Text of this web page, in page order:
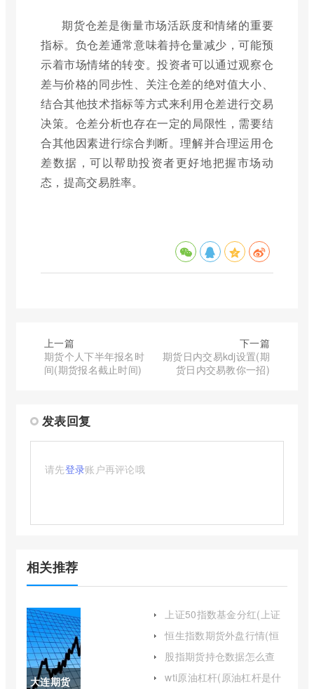
期货仓差是衡量市场活跃度和情绪的重要
指标。负仓差通常意味着持仓量减少，可能预
示着市场情绪的转变。投资者可以通过观察仓
差与价格的同步性、关注仓差的绝对值大小、
结合其他技术指标等方式来利用仓差进行交易
决策。仓差分析也存在一定的局限性，需要结
合其他因素进行综合判断。理解并合理运用仓
差数据，可以帮助投资者更好地把握市场动
态，提高交易胜率。
上一篇
期货个人下半年报名时
间(期货报名截止时间)
下一篇
期货日内交易kdj设置(期
货日内交易教你一招)
发表回复
请先登录账户再评论哦
相关推荐
大连期货
上证50指数基金分红(上证
恒生指数期货外盘行情(恒
股指期货持仓数据怎么查
wti原油杠杆(原油杠杆是什